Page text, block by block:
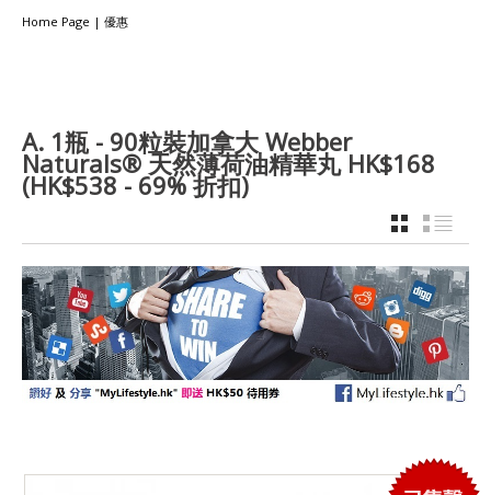
Home Page | 優惠
A. 1瓶 - 90粒裝加拿大 Webber
Naturals® 天然薄荷油精華丸 HK$168
(HK$538 - 69% 折扣)
GRID